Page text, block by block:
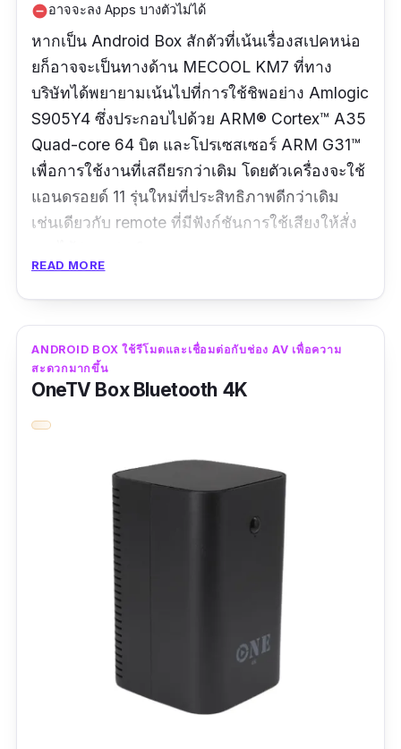
remove_circleอาจจะลง Apps บางตัวไม่ได้
หากเป็น Android Box สักตัวที่เน้นเรื่องสเปคหน่อ
ยก็อาจจะเป็นทางด้าน MECOOL KM7 ที่ทาง
บริษัทได้พยายามเน้นไปที่การใช้ชิพอย่าง Amlogic
S905Y4 ซึ่งประกอบไปด้วย ARM® Cortex™ A35
Quad-core 64 บิต และโปรเซสเซอร์ ARM G31™
เพื่อการใช้งานที่เสถียรกว่าเดิม โดยตัวเครื่องจะใช้
แอนดรอยด์ 11 รุ่นใหม่ที่ประสิทธิภาพดีกว่าเดิม
เช่นเดียวกับ remote ที่มีฟังก์ชันการใช้เสียงให้สั่ง
READ MORE
ANDROID BOX ใช้รีโมตและเชื่อมต่อกับช่อง AV เพื่อความ
สะดวกมากขึ้น
OneTV Box Bluetooth 4K